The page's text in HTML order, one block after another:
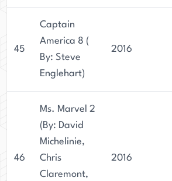
45
Captain
America 8 (
By: Steve
Englehart)
2016
46
Ms. Marvel 2
(By: David
Michelinie,
Chris
Claremont,
2016